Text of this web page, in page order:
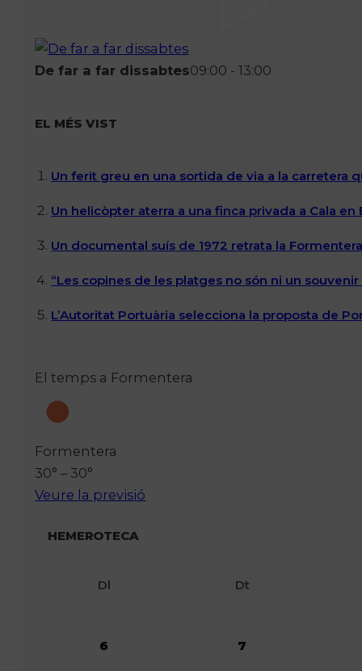
De far a far dissabtes09:00 - 13:00
EL MÉS VIST
Un ferit greu en una sortida de via a la carretera
Un helicòpter aterra a una finca privada a Cala
Un documental suís de 1972 retrata la
“Les copines de les platges no són ni un
L’Autoritat Portuària selecciona la proposta de
El temps a Formentera
Formentera
30° – 30°
Veure la previsió
HEMEROTECA
Dl Dt
6 7